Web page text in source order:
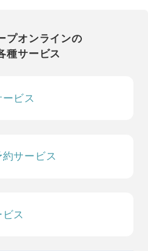
プオンラインの
種サービス
ビス
サービス
ス